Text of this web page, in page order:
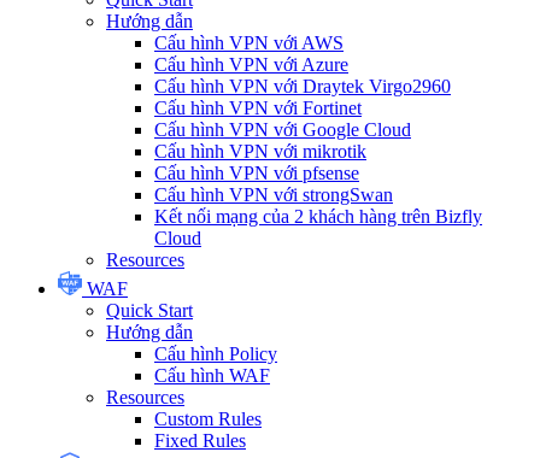
Hướng dẫn
Cấu hình VPN với AWS
Cấu hình VPN với Azure
Cấu hình VPN với Draytek Virgo2960
Cấu hình VPN với Fortinet
Cấu hình VPN với Google Cloud
Cấu hình VPN với mikrotik
Cấu hình VPN với pfsense
Cấu hình VPN với strongSwan
Kết nối mạng của 2 khách hàng trên Bizfly
Cloud
Resources
WAF
Quick Start
Hướng dẫn
Cấu hình Policy
Cấu hình WAF
Resources
Custom Rules
Fixed Rules